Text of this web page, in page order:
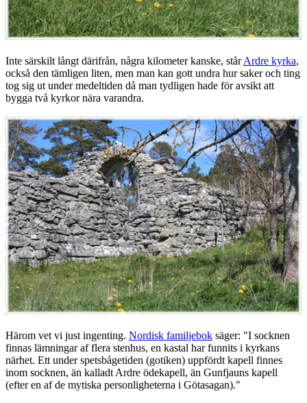
Inte särskilt långt därifrån, några kilometer kanske, stårArdre kyrka,
också den tämligen liten, men man kan gott undra hur saker och ting
tog sig ut under medeltiden då man tydligen hade för avsikt att
bygga två kyrkor nära varandra.
Härom vet vi just ingenting. Nordisk familjebok säger: "I socknen
finnas lämningar af flera stenhus, en kastal har funnits i kyrkans
närhet. Ett under spetsbågetiden (gotiken) uppfördt kapell finnes
inom socknen, än kalladt Ardre ödekapell, än Gunfjauns kapell
(efter en af de mytiska personligheterna i Götasagan)."